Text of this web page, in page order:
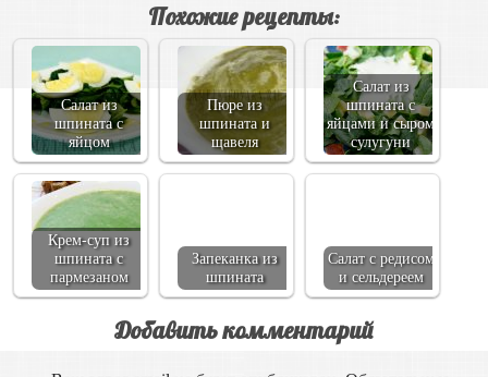
Похожие рецепты:
Салат из
шпината с
яйцом
Пюре из
шпината и
щавеля
Салат из
шпината с
яйцами и сыром
сулугуни
Крем-суп из
шпината с
пармезаном
Запеканка из
шпината
Салат с редисом
и сельдереем
Добавить комментарий